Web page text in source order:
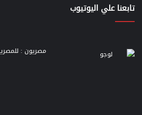
تابعنا علي اليوتيوب
مصريون :